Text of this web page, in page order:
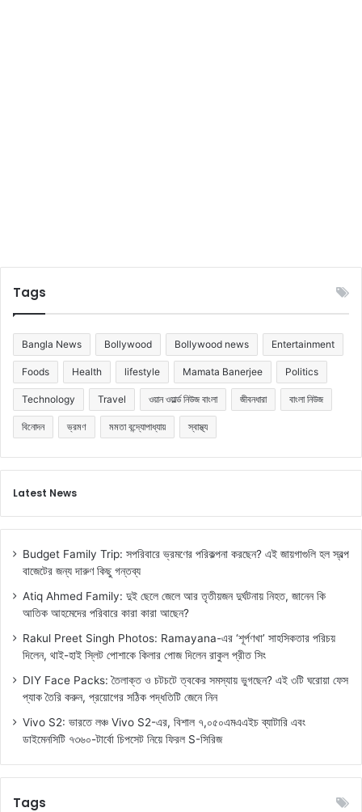
Tags
Bangla News Bollywood Bollywood news Entertainment
Foods Health lifestyle Mamata Banerjee Politics
Technology Travel ওয়ান ওয়ার্ল্ড নিউজ বাংলা জীবনধারা বাংলা নিউজ
বিনোদন ভ্রমণ মমতা বন্দ্যোপাধ্যায় স্বাস্থ্য
Latest News
Budget Family Trip: সপরিবারে ভ্রমণের পরিকল্পনা করছেন? এই জায়গাগুলি হল স্বল্প
বাজেটের জন্য দারুণ কিছু গন্তব্য
Atiq Ahmed Family: দুই ছেলে জেলে আর তৃতীয়জন দুর্ঘটনায় নিহত, জানেন কি
আতিক আহমেদের পরিবারে কারা কারা আছেন?
Rakul Preet Singh Photos: Ramayana-এর ‘শূর্পণখা’ সাহসিকতার পরিচয়
দিলেন, থাই-হাই স্লিট পোশাকে কিলার পোজ দিলেন রাকুল প্রীত সিং
DIY Face Packs: তৈলাক্ত ও চটচটে ত্বকের সমস্যায় ভুগছেন? এই ৩টি ঘরোয়া ফেস
প্যাক তৈরি করুন, প্রয়োগের সঠিক পদ্ধতিটি জেনে নিন
Vivo S2: ভারতে লঞ্চ Vivo S2-এর, বিশাল ৭,০৫০এমএএইচ ব্যাটারি এবং
ডাইমেনসিটি ৭৩৬০-টার্বো চিপসেট নিয়ে ফিরল S-সিরিজ
Tags